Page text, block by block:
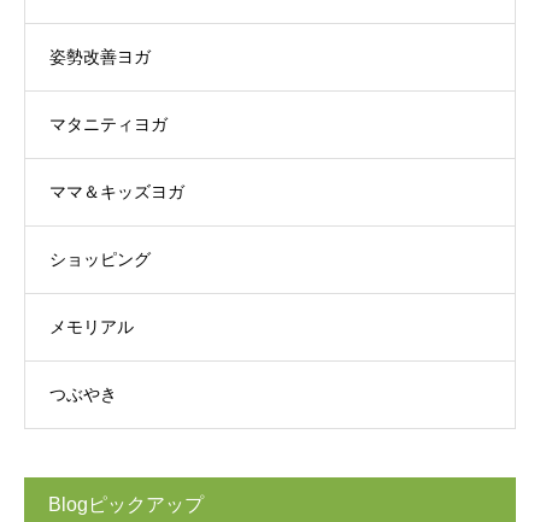
姿勢改善ヨガ
マタニティヨガ
ママ＆キッズヨガ
ショッピング
メモリアル
つぶやき
Blogピックアップ